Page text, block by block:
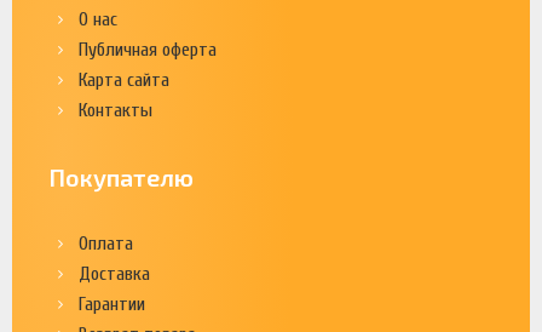
О нас
Публичная оферта
Карта сайта
Контакты
Покупателю
Оплата
Доставка
Гарантии